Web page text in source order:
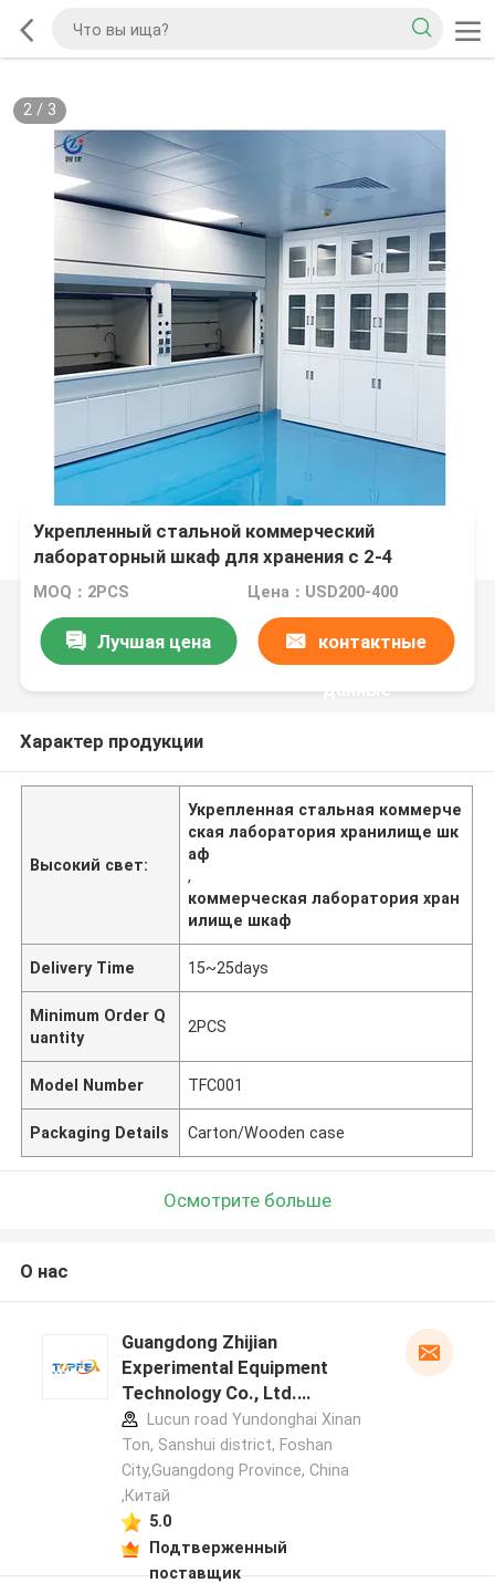
2/ 3
Укрепленный стальной коммерческий
лабораторный шкаф для хранения с 2-4
полками
MOQ：2PCS Цена：USD200-400
Лучшая цена контактные
данные
Характер продукции
Высокий свет:
Укрепленная стальная коммерче
ская лаборатория хранилище шк
аф
,
коммерческая лаборатория хран
илище шкаф
Delivery Time 15~25days
Minimum Order Q
uantity
2PCS
Model Number TFC001
Packaging Details Carton/Wooden case
Осмотрите больше
О нас
Guangdong Zhijian
Experimental Equipment
Technology Co., Ltd.
профиль производителя
Lucun road Yundonghai Xinan
Ton, Sanshui district, Foshan
City,Guangdong Province, China
,Китай
5.0
Подтверженный
поставщик